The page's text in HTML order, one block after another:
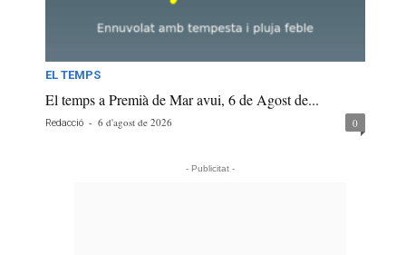
EL TEMPS
El temps a Premià de Mar avui, 6 de Agost de...
Redacció - 6 d'agost de 2026 0
- Publicitat -